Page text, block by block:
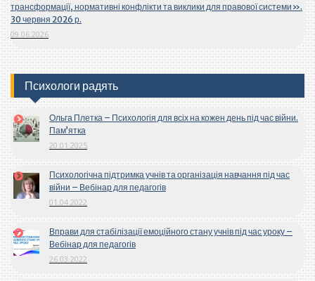
трансформації, нормативні конфлікти та виклики для правової системи».
30 червня 2026 р.
09.06.2026
Психологи радять
Ольга Плетка – Психологія для всіх на кожен день під час війни.
Пам’ятка
20.01.2025
Психологічна підтримка учнів та організація навчання під час
війни – Вебінар для педагогів
01.04.2022
Вправи для стабілізації емоційного стану учнів під час уроку –
Вебінар для педагогів
26.03.2022